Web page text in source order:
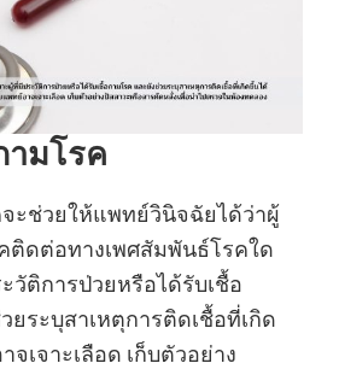
ามโรค
ะช่วยให้แพทย์วินิจฉัยได้ว่าผู้
ติดต่อทางเพศสัมพันธ์โรคใด
วัติการป่วยหรือได้รับเชื้อ
ระบุสาเหตุการติดเชื้อที่เกิด
เจาะเลือด เก็บตัวอย่าง